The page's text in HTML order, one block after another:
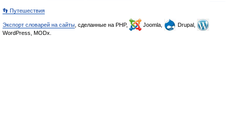
👣 Путешествия
Экспорт словарей на сайты , сделанные на PHP, Joomla,
Drupal,
WordPress, MODx.